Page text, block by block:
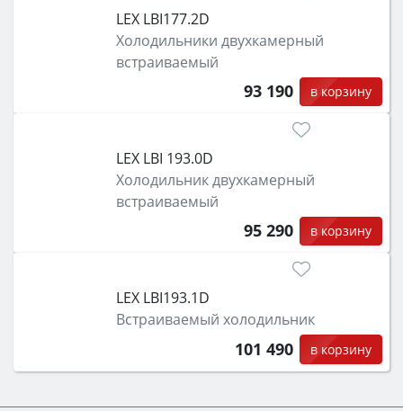
функции (конвекция, гриль, самоочистка,
защита от детей).
LEX LBI177.2D
Холодильники двухкамерный
встраиваемый
93 190 в корзину
LEX LBI 193.0D
Холодильник двухкамерный
встраиваемый
95 290 в корзину
LEX LBI193.1D
Встраиваемый холодильник
101 490 в корзину